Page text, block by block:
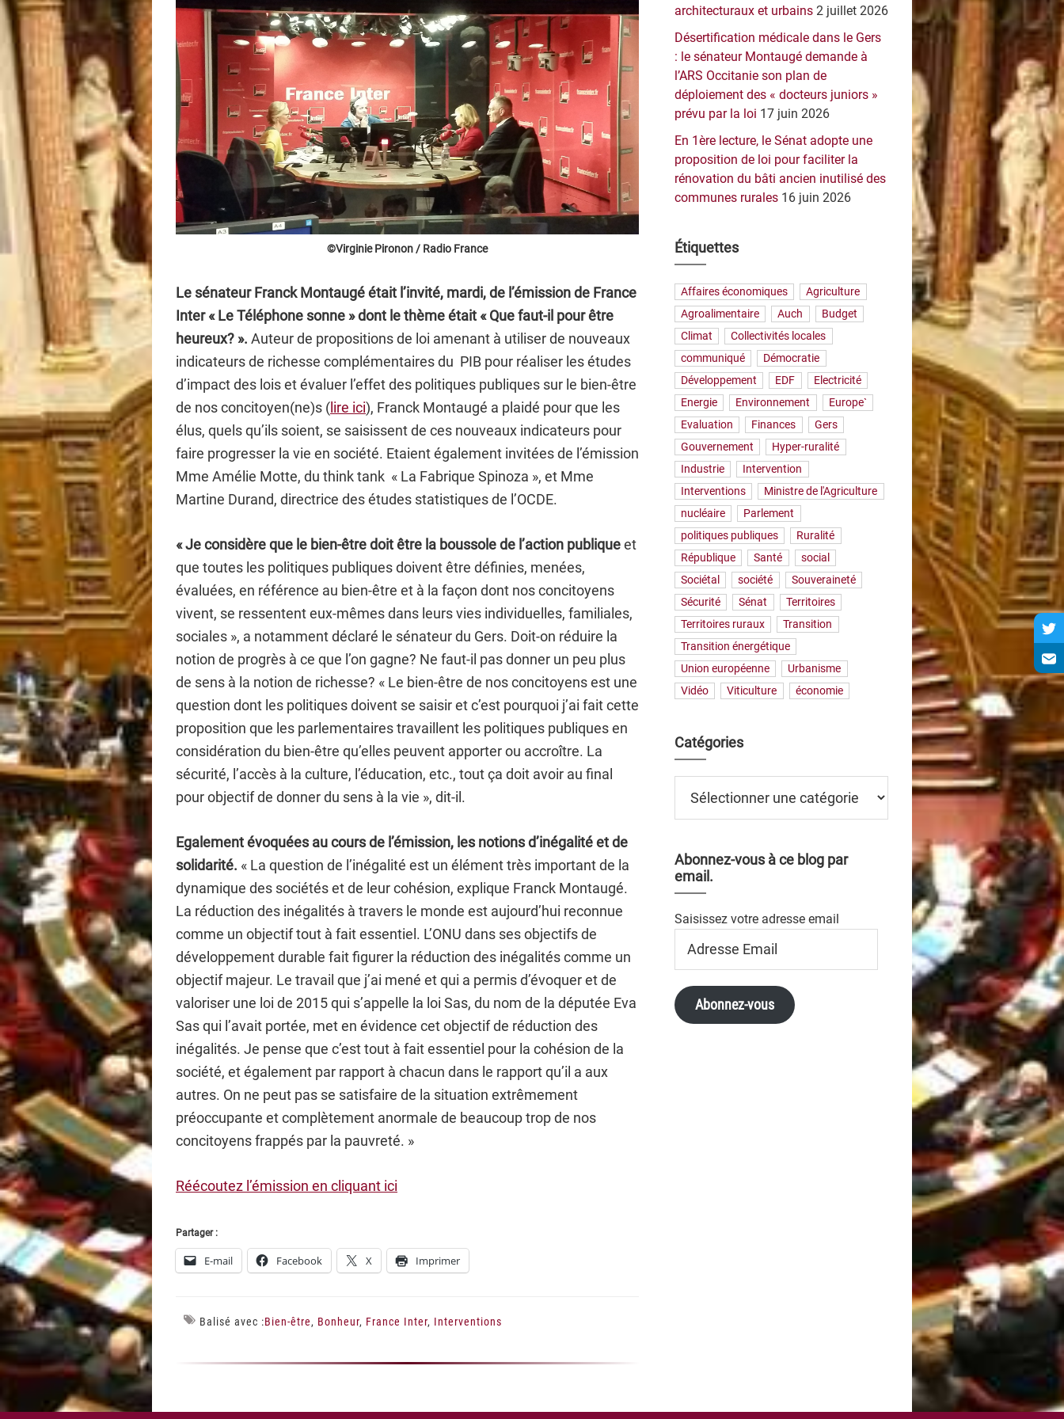
©Virginie Pironon / Radio France
Le sénateur Franck Montaugé était l’invité, mardi, de l’émission de France
Inter « Le Téléphone sonne » dont le thème était « Que faut-il pour être
heureux? ». Auteur de propositions de loi amenant à utiliser de nouveaux
indicateurs de richesse complémentaires du PIB pour réaliser les études
d’impact des lois et évaluer l’effet des politiques publiques sur le bien-être
de nos concitoyen(ne)s ( lire ici), Franck Montaugé a plaidé pour que les
élus, quels qu’ils soient, se saisissent de ces nouveaux indicateurs pour
faire progresser la vie en société. Etaient également invitées de l’émission
Mme Amélie Motte, du think tank « La Fabrique Spinoza », et Mme
Martine Durand, directrice des études statistiques de l’OCDE.
« Je considère que le bien-être doit être la boussole de l’action publiqueet
que toutes les politiques publiques doivent être définies, menées,
évaluées, en référence au bien-être et à la façon dont nos concitoyens
vivent, se ressentent eux-mêmes dans leurs vies individuelles, familiales,
sociales », a notamment déclaré le sénateur du Gers. Doit-on réduire la
notion de progrès à ce que l’on gagne? Ne faut-il pas donner un peu plus
de sens à la notion de richesse? « Le bien-être de nos concitoyens est une
question dont les politiques doivent se saisir et c’est pourquoi j’ai fait cette
proposition que les parlementaires travaillent les politiques publiques en
considération du bien-être qu’elles peuvent apporter ou accroître. La
sécurité, l’accès à la culture, l’éducation, etc., tout ça doit avoir au final
pour objectif de donner du sens à la vie », dit-il.
Egalement évoquées au cours de l’émission, les notions d’inégalité et de
solidarité. « La question de l’inégalité est un élément très important de la
dynamique des sociétés et de leur cohésion, explique Franck Montaugé.
La réduction des inégalités à travers le monde est aujourd’hui reconnue
comme un objectif tout à fait essentiel. L’ONU dans ses objectifs de
développement durable fait figurer la réduction des inégalités comme un
objectif majeur. Le travail que j’ai mené et qui a permis d’évoquer et de
valoriser une loi de 2015 qui s’appelle la loi Sas, du nom de la députée Eva
Sas qui l’avait portée, met en évidence cet objectif de réduction des
inégalités. Je pense que c’est tout à fait essentiel pour la cohésion de la
société, et également par rapport à chacun dans le rapport qu’il a aux
autres. On ne peut pas se satisfaire de la situation extrêmement
préoccupante et complètement anormale de beaucoup trop de nos
concitoyens frappés par la pauvreté. »
Réécoutez l’émission en cliquant ici
Partager :
E-mail Facebook X Imprimer
Balisé avec :Bien-être, Bonheur, France Inter, Interventions
architecturaux et urbains 2 juillet 2026
Désertification médicale dans le Gers
: le sénateur Montaugé demande à
l’ARS Occitanie son plan de
déploiement des « docteurs juniors »
prévu par la loi 17 juin 2026
En 1ère lecture, le Sénat adopte une
proposition de loi pour faciliter la
rénovation du bâti ancien inutilisé des
communes rurales 16 juin 2026
Étiquettes
Affaires économiques
Agriculture
Agroalimentaire
Auch
Budget
Climat
Collectivités locales
communiqué
Démocratie
Développement
EDF
Electricité
Energie
Environnement
Europe`
Evaluation
Finances
Gers
Gouvernement
Hyper-ruralité
Industrie
Intervention
Interventions
Ministre de l'Agriculture
nucléaire
Parlement
politiques publiques
Ruralité
République
Santé
social
Sociétal
société
Souveraineté
Sécurité
Sénat
Territoires
Territoires ruraux
Transition
Transition énergétique
Union européenne
Urbanisme
Vidéo
Viticulture économie
Catégories
Abonnez-vous à ce blog par
email.
Saisissez votre adresse email
Email
Abonnez-vous